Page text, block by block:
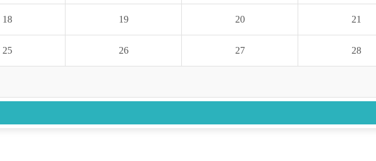
18 19 20 21
25 26 27 28